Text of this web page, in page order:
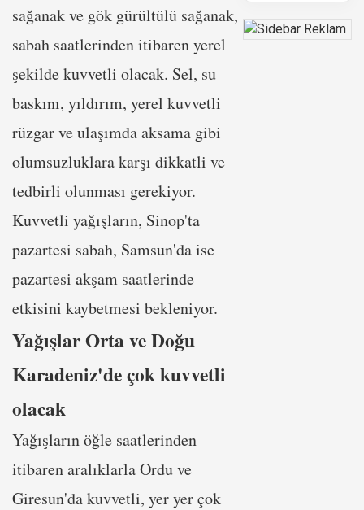
sağanak ve gök gürültülü sağanak,
sabah saatlerinden itibaren yerel
şekilde kuvvetli olacak. Sel, su
baskını, yıldırım, yerel kuvvetli
rüzgar ve ulaşımda aksama gibi
olumsuzluklara karşı dikkatli ve
tedbirli olunması gerekiyor.
Kuvvetli yağışların, Sinop'ta
pazartesi sabah, Samsun'da ise
pazartesi akşam saatlerinde
etkisini kaybetmesi bekleniyor.
Yağışlar Orta ve Doğu
Karadeniz'de çok kuvvetli
olacak
Yağışların öğle saatlerinden
itibaren aralıklarla Ordu ve
Giresun'da kuvvetli, yer yer çok